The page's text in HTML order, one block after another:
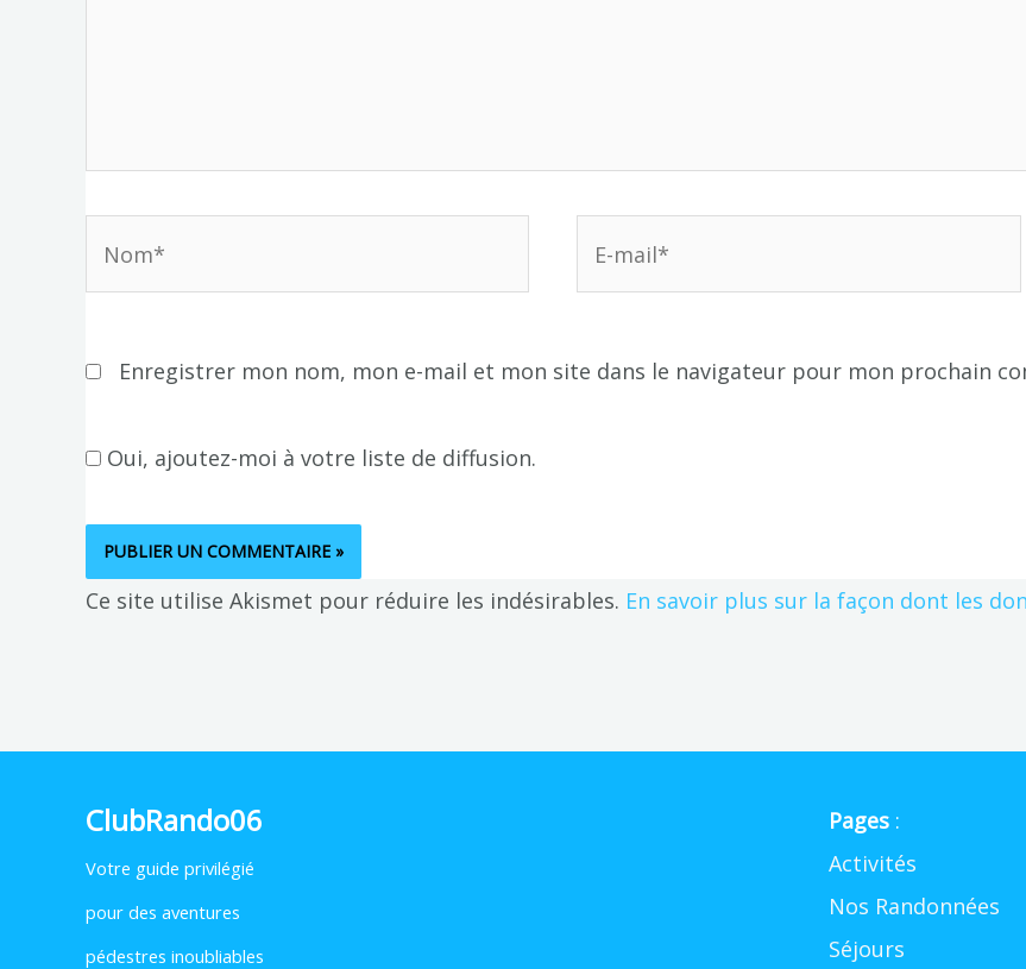
Enregistrer mon nom, mon e-mail et mon site dans le navigateur pour mon prochain
Oui, ajoutez-moi à votre liste de diffusion.
Ce site utilise Akismet pour réduire les indésirables. En savoir plus sur la façon dont les
ClubRando06
Votre guide privilégié
pour des aventures
pédestres inoubliables
Pages:
Activités
Nos Randonnées
Séjours